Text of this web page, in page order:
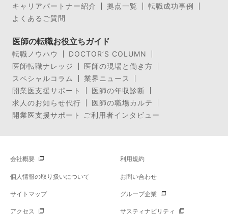
キャリアパートナー紹介
拠点一覧
転職成功事例
よくあるご質問
医師の転職お役立ちガイド
転職ノウハウ
DOCTOR’S COLUMN
医師転職ナレッジ
医師の現場と働き方
スペシャルコラム
業界ニュース
開業医支援サポート
医師の年収診断
求人のお知らせ代行
医師の職場カルテ
開業医支援サポート ご利用者インタビュー
会社概要 利用規約
個人情報の取り扱いについて お問い合わせ
サイトマップ グループ企業
アクセス サスティナビリティ